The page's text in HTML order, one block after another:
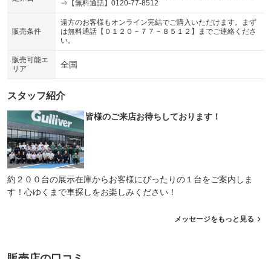
⇒【無料通話】0120-77-8512
販売条件
遠方のお客様もオンライン完結でご購入いただけます。まず
は無料通話【０１２０－７７－８５１２】までご連絡くださ
い。
販売可能エ
リア
全国
スタッフ紹介
皆様のご来店お待ちしております！
約２００台の展示在庫からお客様にぴったりの１台をご案内しま
す！心ゆくまで車探しをお楽しみください！
メッセージをもっと見る